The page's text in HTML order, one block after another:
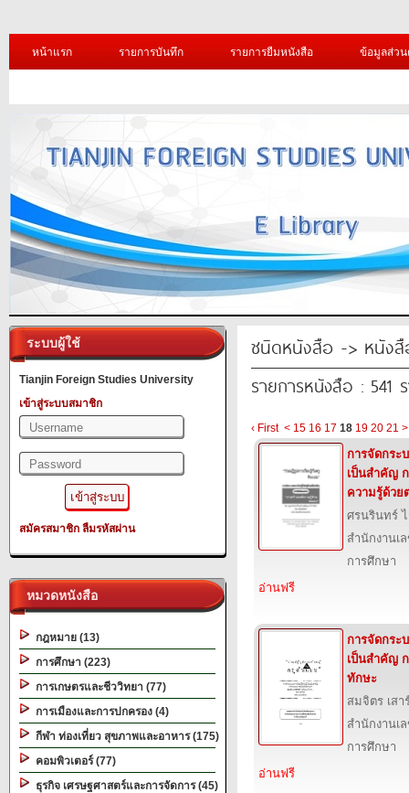
หน้าแรก รายการบันทึก รายการยืมหนังสือ ข้อมูลส่ว
ระบบผู้ใช้
Tianjin Foreign Studies University
เข้าสู่ระบบสมาชิก
สมัครสมาชิก ลืมรหัสผ่าน
หมวดหนังสือ
กฎหมาย (13)
การศึกษา (223)
การเกษตรและชีววิทยา (77)
การเมืองและการปกครอง (4)
กีฬา ท่องเที่ยว สุขภาพและอาหาร (175)
คอมพิวเตอร์ (77)
ธุรกิจ เศรษฐศาสตร์และการจัดการ (45)
ชนิดหนังสือ -> หนังสื
รายการหนังสือ : 541
‹ First < 15 16 17 18 19 20 21 >
การจัดกระ
เป็นสำคัญ
ความรู้ด้วย
ศรนรินทร์
สำนักงานเ
การศึกษา
อ่านฟรี
การจัดกระ
เป็นสำคัญ
ทักษะ
สมจิตร เส
สำนักงานเ
การศึกษา
อ่านฟรี